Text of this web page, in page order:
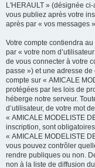
L'HERAULT » (désignée
vous publiez après votre
après par « vos messages
Votre compte contiendra
par « votre nom
de vous connecter à votre
passe ») et une adresse
compte sur « AMICALE
protégées par les lois de
héberge notre serveur.
d’utilisateur, de votre mot
« AMICALE MODELISTE
inscription, sont
« AMICALE MODELISTE
vous pouvez contrôler
rendre publiques ou non.
non à la liste de diffusion